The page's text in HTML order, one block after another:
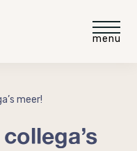
meer!